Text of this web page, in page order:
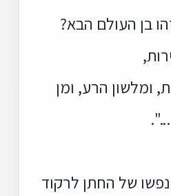
בן העולם הבא?
ומלשון הרע, ומן
של החתן לרקוד